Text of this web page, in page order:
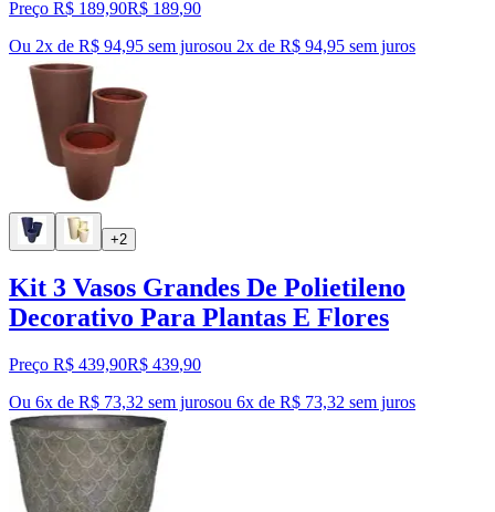
Preço R$ 189,90R$ 189,90
Ou 2x de R$ 94,95 sem jurosou 2x de R$ 94,95 sem juros
+2
Kit 3 Vasos Grandes De Polietileno
Decorativo Para Plantas E Flores
Preço R$ 439,90R$ 439,90
Ou 6x de R$ 73,32 sem jurosou 6x de R$ 73,32 sem juros